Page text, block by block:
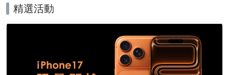
精選活動